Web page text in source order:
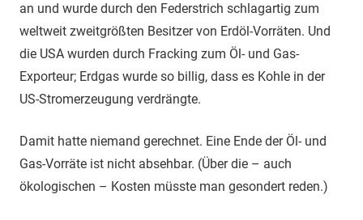
an und wurde durch den Federstrich schlagartig zum
weltweit zweitgrößten Besitzer von Erdöl-Vorräten. Und
die USA wurden durch Fracking zum Öl- und Gas-
Exporteur; Erdgas wurde so billig, dass es Kohle in der
US-Stromerzeugung verdrängte.
Damit hatte niemand gerechnet. Eine Ende der Öl- und
Gas-Vorräte ist nicht absehbar. (Über die – auch
ökologischen – Kosten müsste man gesondert reden.)